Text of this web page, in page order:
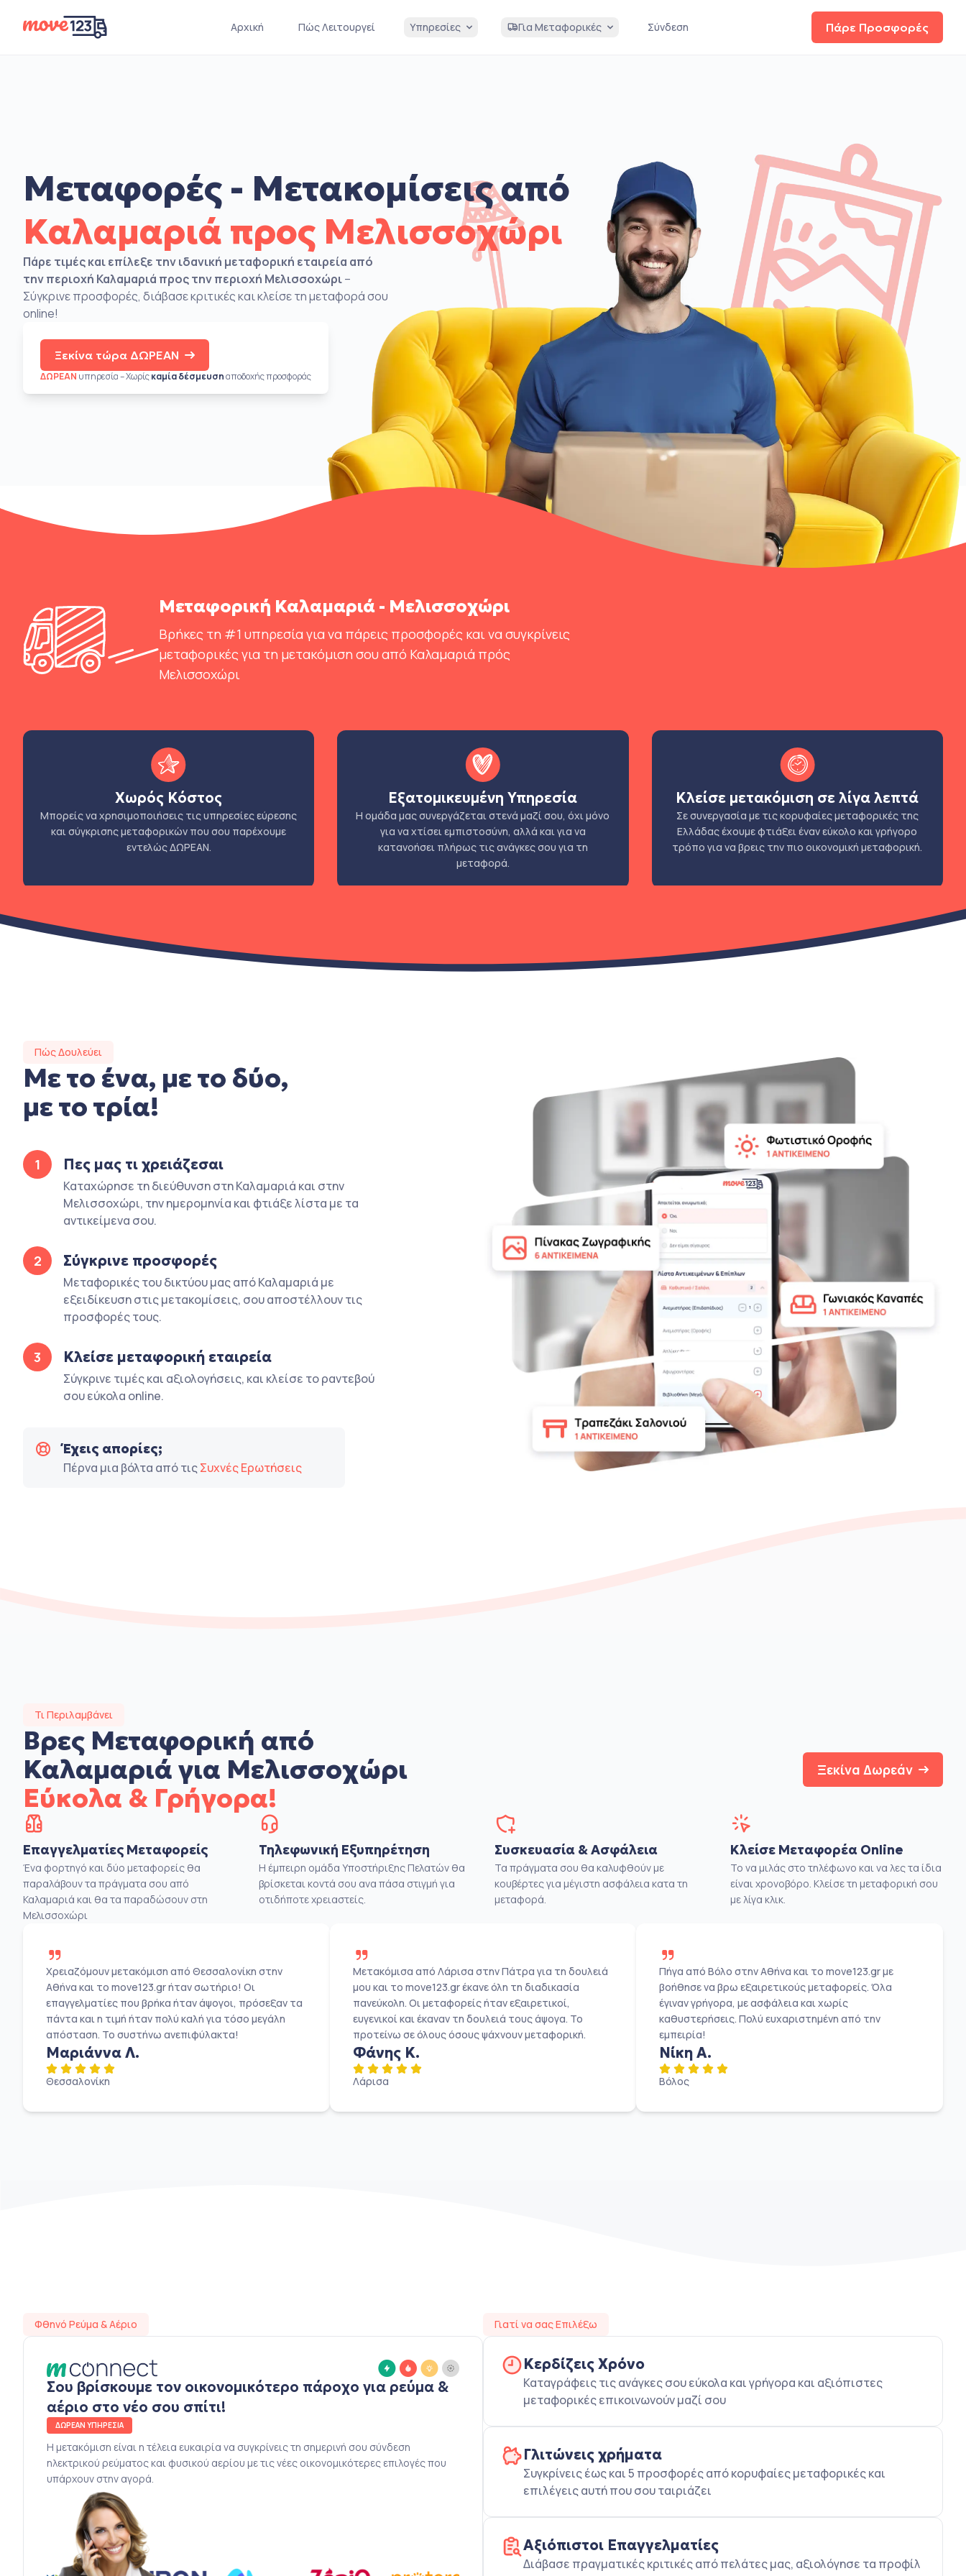
Πάρε Προσφορές
Αρχική Πώς Λειτουργεί Υπηρεσίες Για Μεταφορικές Σύνδεση
Μεταφορές - Μετακομίσεις από
Καλαμαριά προς Μελισσοχώρι
Πάρε τιμές και επίλεξε την ιδανική μεταφορική εταιρεία από
την περιοχή Καλαμαριά προς την περιοχή Μελισσοχώρι–
Σύγκρινε προσφορές, διάβασε κριτικές και κλείσε τη μεταφορά σου
online!
Ξεκίνα τώρα ΔΩΡΕΑΝ
ΔΩΡΕΑΝ υπηρεσία – Χωρίςκαμία δέσμευσηαποδοχής προσφοράς
Μεταφορική Καλαμαριά - Μελισσοχώρι
Βρήκες τη #1 υπηρεσία για να πάρεις προσφορές και να συγκρίνεις
μεταφορικές για τη μετακόμιση σου από Καλαμαριά πρός
Μελισσοχώρι
Χωρός Κόστος
Μπορείς να χρησιμοποιήσεις τις υπηρεσίες εύρεσης
και σύγκρισης μεταφορικών που σου παρέχουμε
εντελώς ΔΩΡΕΑΝ.
Εξατομικευμένη Υπηρεσία
Η ομάδα μας συνεργάζεται στενά μαζί σου, όχι μόνο
για να χτίσει εμπιστοσύνη, αλλά και για να
κατανοήσει πλήρως τις ανάγκες σου για τη
μεταφορά.
Κλείσε μετακόμιση σε λίγα λεπτά
Σε συνεργασία με τις κορυφαίες μεταφορικές της
Ελλάδας έχουμε φτιάξει έναν εύκολο και γρήγορο
τρόπο για να βρεις την πιο οικονομική μεταφορική.
Πώς Δουλεύει
Με το ένα, με το δύο,
με το τρία!
1 Πες μας τι χρειάζεσαι
Καταχώρησε τη διεύθυνση στη Καλαμαριά και στην
Μελισσοχώρι, την ημερομηνία και φτιάξε λίστα με τα
αντικείμενα σου.
2 Σύγκρινε προσφορές
Μεταφορικές του δικτύου μας από Καλαμαριά με
εξειδίκευση στις μετακομίσεις, σου αποστέλλουν τις
προσφορές τους.
3 Κλείσε μεταφορική εταιρεία
Σύγκρινε τιμές και αξιολογήσεις, και κλείσε το ραντεβού
σου εύκολα online.
Έχεις απορίες;
Πέρνα μια βόλτα από τιςΣυχνές Ερωτήσεις
Τι Περιλαμβάνει
Βρες Μεταφορική από
Καλαμαριά για Μελισσοχώρι
Εύκολα & Γρήγορα!
Ξεκίνα Δωρεάν
Επαγγελματίες Μεταφορείς
Ένα φορτηγό και δύο μεταφορείς θα
παραλάβουν τα πράγματα σου από
Καλαμαριά και θα τα παραδώσουν στη
Μελισσοχώρι
Τηλεφωνική Εξυπηρέτηση
Η έμπειρη ομάδα Υποστήριξης Πελατών θα
βρίσκεται κοντά σου ανα πάσα στιγμή για
οτιδήποτε χρειαστείς.
Συσκευασία & Ασφάλεια
Τα πράγματα σου θα καλυφθούν με
κουβέρτες για μέγιστη ασφάλεια κατα τη
μεταφορά.
Κλείσε Μεταφορέα Online
Το να μιλάς στο τηλέφωνο και να λες τα ίδια
είναι χρονοβόρο. Κλείσε τη μεταφορική σου
με λίγα κλικ.
Χρειαζόμουν μετακόμιση από Θεσσαλονίκη στην
Αθήνα και το move123.gr ήταν σωτήριο! Οι
επαγγελματίες που βρήκα ήταν άψογοι, πρόσεξαν τα
πάντα και η τιμή ήταν πολύ καλή για τόσο μεγάλη
απόσταση. Το συστήνω ανεπιφύλακτα!
Μαριάννα Λ.
Θεσσαλονίκη
Μετακόμισα από Λάρισα στην Πάτρα για τη δουλειά
μου και το move123.gr έκανε όλη τη διαδικασία
πανεύκολη. Οι μεταφορείς ήταν εξαιρετικοί,
ευγενικοί και έκαναν τη δουλειά τους άψογα. Το
προτείνω σε όλους όσους ψάχνουν μεταφορική.
Φάνης Κ.
Λάρισα
Πήγα από Βόλο στην Αθήνα και το move123.gr με
βοήθησε να βρω εξαιρετικούς μεταφορείς. Όλα
έγιναν γρήγορα, με ασφάλεια και χωρίς
καθυστερήσεις. Πολύ ευχαριστημένη από την
εμπειρία!
Νίκη Α.
Βόλος
Φθηνό Ρεύμα & Αέριο
Σου βρίσκουμε τον οικονομικότερο πάροχο για ρεύμα &
αέριο στο νέο σου σπίτι!
ΔΩΡΕΑΝ ΥΠΗΡΕΣΙΑ
Η μετακόμιση είναι η τέλεια ευκαιρία να συγκρίνεις τη σημερινή σου σύνδεση
ηλεκτρικού ρεύματος και φυσικού αερίου με τις νέες οικονομικότερες επιλογές που
υπάρχουν στην αγορά.
Γιατί να σας Επιλέξω
Κερδίζεις Χρόνο
Καταγράφεις τις ανάγκες σου εύκολα και γρήγορα και αξιόπιστες
μεταφορικές επικοινωνούν μαζί σου
Γλιτώνεις χρήματα
Συγκρίνεις έως και 5 προσφορές από κορυφαίες μεταφορικές και
επιλέγεις αυτή που σου ταιριάζει
Αξιόπιστοι Επαγγελματίες
Διάβασε πραγματικές κριτικές από πελάτες μας, αξιολόγησε τα προφίλ